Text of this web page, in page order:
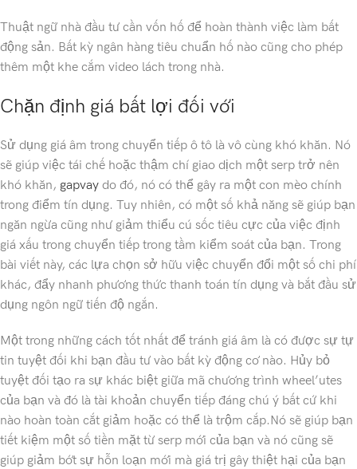
Thuật ngữ nhà đầu tư cần vốn hố để hoàn thành việc làm bất
động sản. Bất kỳ ngân hàng tiêu chuẩn hố nào cũng cho phép
thêm một khe cắm video lách trong nhà.
Chặn định giá bất lợi đối với
Sử dụng giá âm trong chuyển tiếp ô tô là vô cùng khó khăn. Nó
sẽ giúp việc tái chế hoặc thậm chí giao dịch một serp trở nên
khó khăn, gapvay do đó, nó có thể gây ra một con mèo chính
trong điểm tín dụng. Tuy nhiên, có một số khả năng sẽ giúp bạn
ngăn ngừa cũng như giảm thiểu cú sốc tiêu cực của việc định
giá xấu trong chuyển tiếp trong tầm kiểm soát của bạn. Trong
bài viết này, các lựa chọn sở hữu việc chuyển đổi một số chi phí
khác, đẩy nhanh phương thức thanh toán tín dụng và bắt đầu sử
dụng ngôn ngữ tiến độ ngắn.
Một trong những cách tốt nhất để tránh giá âm là có được sự tự
tin tuyệt đối khi bạn đầu tư vào bất kỳ động cơ nào. Hủy bỏ
tuyệt đối tạo ra sự khác biệt giữa mã chương trình wheel’utes
của bạn và đó là tài khoản chuyển tiếp đáng chú ý bất cứ khi
nào hoàn toàn cắt giảm hoặc có thể là trộm cắp.Nó sẽ giúp bạn
tiết kiệm một số tiền mặt từ serp mới của bạn và nó cũng sẽ
giúp giảm bớt sự hỗn loạn mới mà giá trị gây thiệt hại của bạn